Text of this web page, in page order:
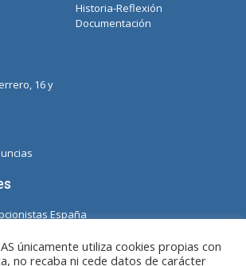
Historia-Reflexión
Documentación
16 y
España
únicamente utiliza cookies propias con
no recaba ni cede datos de carácter